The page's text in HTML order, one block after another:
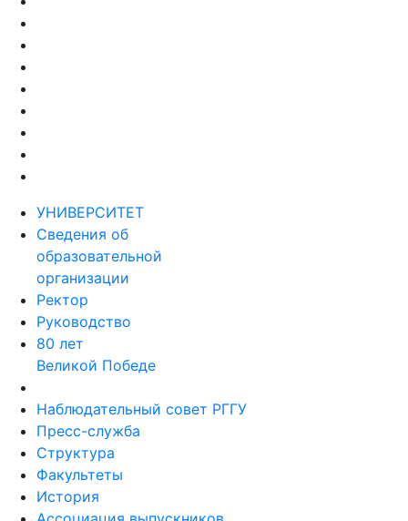
УНИВЕРСИТЕТ
Сведения об
образовательной
организации
Ректор
Руководство
80 лет
Великой Победе
Наблюдательный совет РГГУ
Пресс-служба
Структура
Факультеты
История